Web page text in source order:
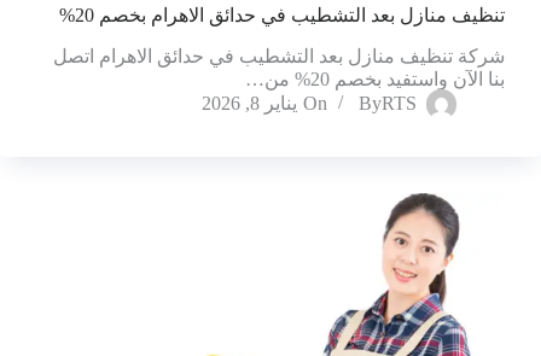
تنظيف منازل بعد التشطيب في حدائق الاهرام بخصم 20%
شركة تنظيف منازل بعد التشطيب في حدائق الاهرام اتصل
بنا الآن واستفيد بخصم 20% من…
ByRTS
On يناير 8, 2026